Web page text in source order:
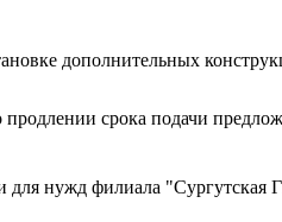
дополнительных
срока подачи
для нужд филиала